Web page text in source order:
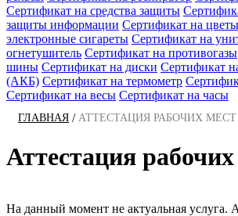
Сертификат на средства защиты
защиты информации Сертификат на цветы
электронные сигареты Сертификат на
огнетушитель Сертификат на противогазы
шины Сертификат на диски Сертификат
(АКБ) Сертификат на термометр
Сертификат на весы Сертификат на часы
ГЛАВНАЯ / АТТЕСТАЦИЯ РАБОЧИХ МЕСТ
Аттестация
На данный момент не актуальная услуга.